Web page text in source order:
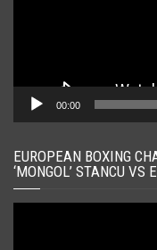
00:00
EUROPEAN BOXING
‘MONGOL’ STANCU